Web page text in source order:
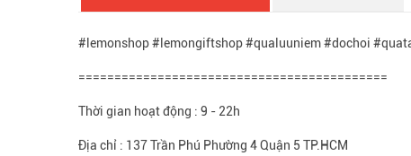
#lemonshop #lemongiftshop #qualuuniem #dochoi
===========================================
Thời gian hoạt động : 9 - 22h
Địa chỉ : 137 Trần Phú Phường 4 Quận 5 TP.HCM